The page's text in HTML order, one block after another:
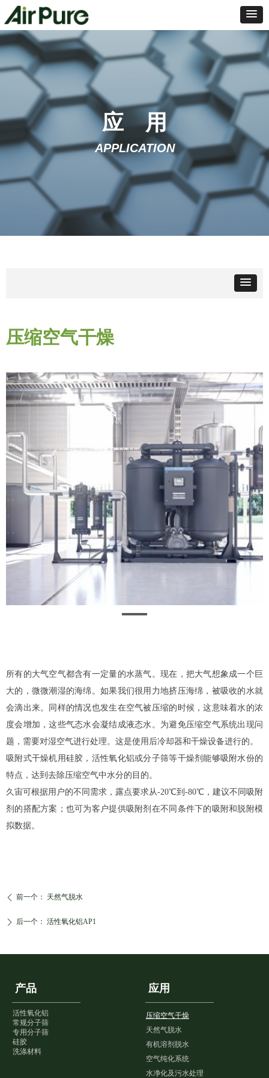
ꄴ 前一个： 天然气脱水
ꄲ 后一个： 活性氧化铝AP1
所有的大气空气都含有一定量的水蒸气。现在，把大气想象成一个巨
大的，微微潮湿的海绵。如果我们很用力地挤压海绵，被吸收的水就
会滴出来。同样的情况也发生在空气被压缩的时候，这意味着水的浓
度会增加，这些气态水会凝结成液态水。为避免压缩空气系统出现问
题，需要对湿空气进行处理。这是使用后冷却器和干燥设备进行的。
吸附式干燥机用硅胶，活性氧化铝或分子筛等干燥剂能够吸附水份的
特点，达到去除压缩空气中水分的目的。
久宙可根据用户的不同需求，露点要求从-20℃到-80℃，建议不同吸附
剂的搭配方案；也可为客户提供吸附剂在不同条件下的吸附和脱附模
拟数据。
应 用
APPLICATION
压缩空气干燥
产品
活性氧化铝
常规分子筛
专用分子筛
硅胶
洗涤材料
应用
压缩空气干燥
天然气脱水
有机溶剂脱水
空气纯化系统
水净化及污水处理